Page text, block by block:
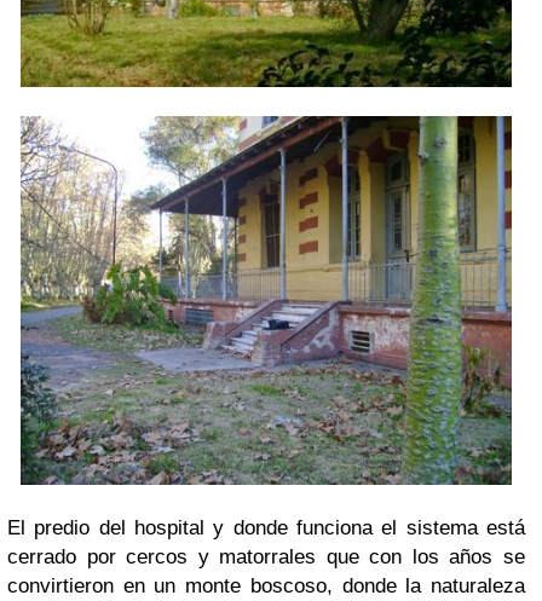
El predio del hospital y donde funciona el sistema está
cerrado por cercos y matorrales que con los años se
convirtieron en un monte boscoso, donde la naturaleza